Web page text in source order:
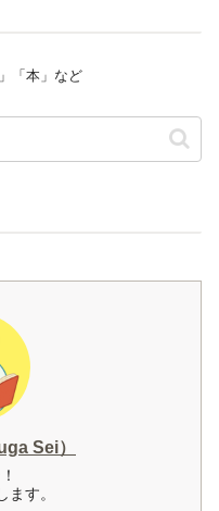
「本」など
Sei）
ます。